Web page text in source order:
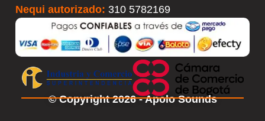
Nequi autorizado: 310 5782169
© Copyright 2026 - Apolo Sounds